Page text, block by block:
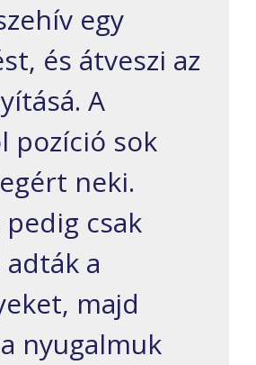
egy
és átveszi az
A
pozíció sok
neki.
csak
a
majd
nyugalmuk